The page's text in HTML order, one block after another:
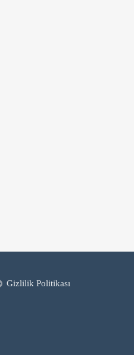
Gizlilik Politikası